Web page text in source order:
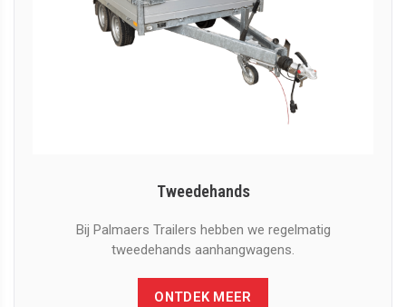
Tweedehands
Bij Palmaers Trailers hebben we regelmatig
tweedehands aanhangwagens.
ONTDEK MEER